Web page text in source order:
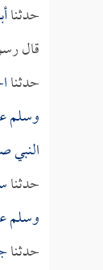
حدثنا
قال
حدثنا
وسلم
النبي
حدثنا
وسلم
حدثنا